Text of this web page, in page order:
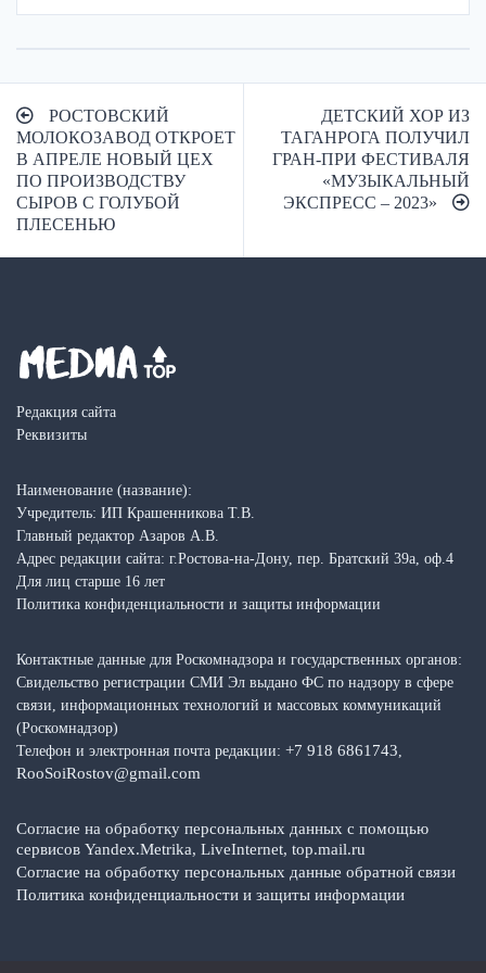
Навигация
по
записям
РОСТОВСКИЙ
МОЛОКОЗАВОД ОТКРОЕТ
В АПРЕЛЕ НОВЫЙ ЦЕХ
ПО ПРОИЗВОДСТВУ
СЫРОВ С ГОЛУБОЙ
ПЛЕСЕНЬЮ
ДЕТСКИЙ ХОР ИЗ
ТАГАНРОГА ПОЛУЧИЛ
ГРАН-ПРИ ФЕСТИВАЛЯ
«МУЗЫКАЛЬНЫЙ
ЭКСПРЕСС – 2023»
Редакция сайта
Реквизиты
Наименование (название):
Учредитель: ИП Крашенникова Т.В.
Главный редактор Азаров А.В.
Адрес редакции сайта: г.Ростова-на-Дону, пер. Братский 39а, оф.4
Для лиц старше 16 лет
Политика конфиденциальности и защиты информации
Контактные данные для Роскомнадзора и государственных органов:
Свидельство регистрации СМИ Эл выдано ФС по надзору в сфере
связи, информационных технологий и массовых коммуникаций
(Роскомнадзор)
Телефон и электронная почта редакции: +7 918 6861743
RooSoiRostov@gmail.com
Согласие на обработку персональных данных с помощью
сервисов Yandex.Metrika, LiveInternet, top.mail.ru
Согласие на обработку персональных данные обратной связи
Политика конфиденциальности и защиты информации